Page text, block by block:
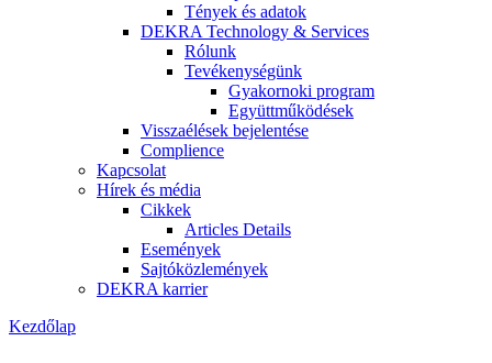
Tények és adatok
DEKRA Technology & Services
Rólunk
Tevékenységünk
Gyakornoki program
Együttműködések
Visszaélések bejelentése
Complience
Kapcsolat
Hírek és média
Cikkek
Articles Details
Események
Sajtóközlemények
DEKRA karrier
Kezdőlap